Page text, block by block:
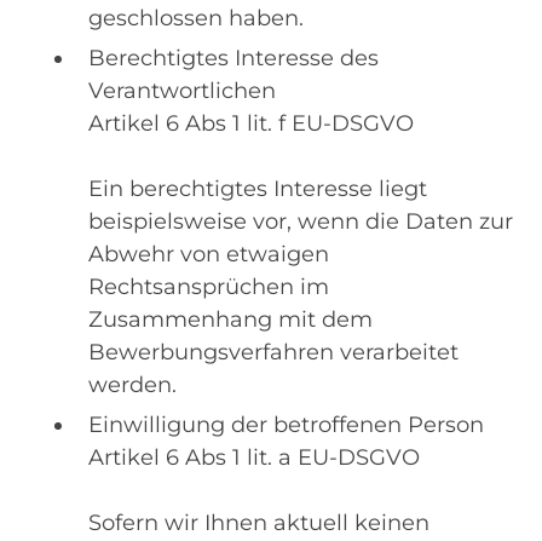
geschlossen haben.
Berechtigtes Interesse des
Verantwortlichen
Artikel 6 Abs 1 lit. f EU-DSGVO
Ein berechtigtes Interesse liegt
beispielsweise vor, wenn die Daten zur
Abwehr von etwaigen
Rechtsansprüchen im
Zusammenhang mit dem
Bewerbungsverfahren verarbeitet
werden.
Einwilligung der betroffenen Person
Artikel 6 Abs 1 lit. a EU-DSGVO
Sofern wir Ihnen aktuell keinen